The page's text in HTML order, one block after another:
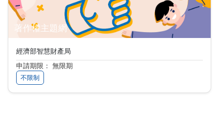
著作權主題網
經濟部智慧財產局
申請期限： 無限期
不限制